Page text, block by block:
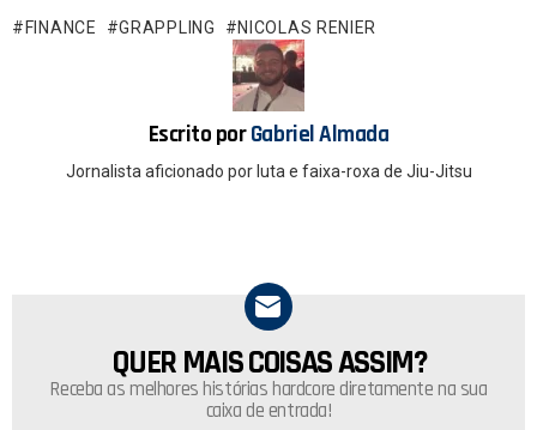
o
A
FINANCE GRAPPLING NICOLAS RENIER
Escrito porGabriel Almada
Jornalista aficionado por luta e faixa-roxa de Jiu-Jitsu
NEWSLETTER
QUER MAIS COISAS ASSIM?
Receba as melhores histórias hardcore diretamente na sua
caixa de entrada!